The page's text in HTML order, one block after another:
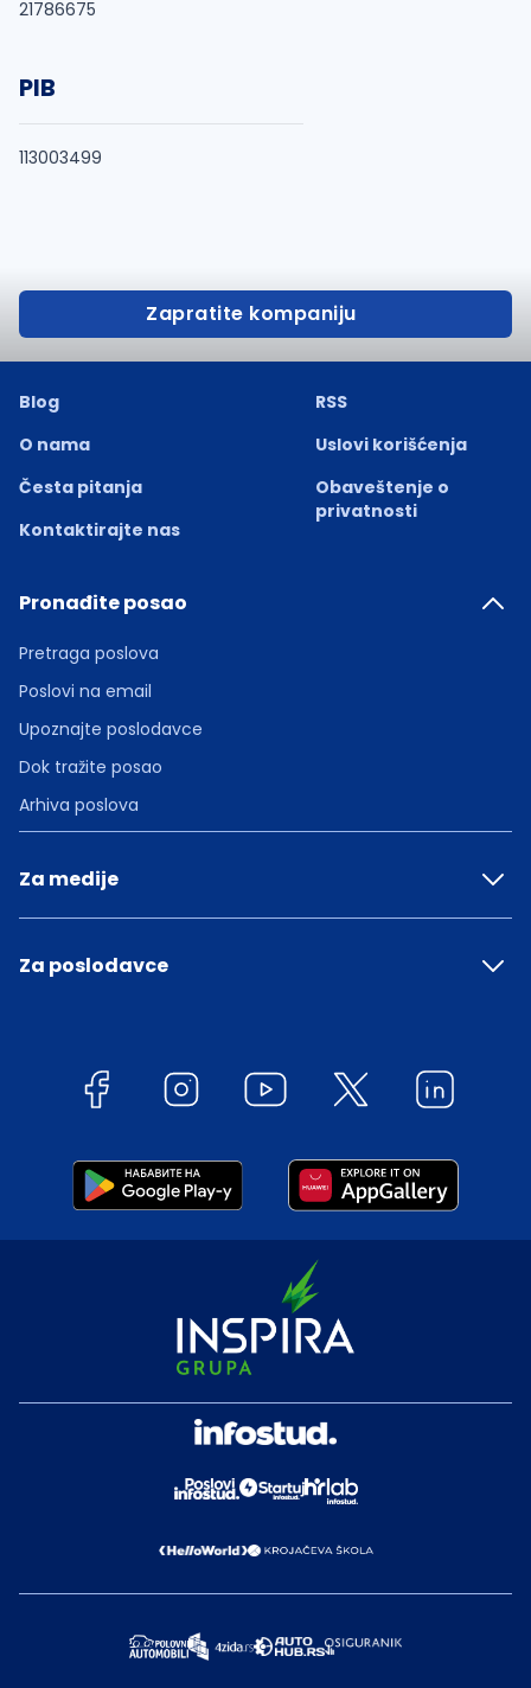
21786675
PIB
113003499
Zapratite kompaniju
Blog
O nama
Česta pitanja
Kontaktirajte nas
RSS
Uslovi korišćenja
Obaveštenje o
privatnosti
Pronađite posao
Pretraga poslova
Poslovi na email
Upoznajte poslodavce
Dok tražite posao
Arhiva poslova
Za medije
Za poslodavce